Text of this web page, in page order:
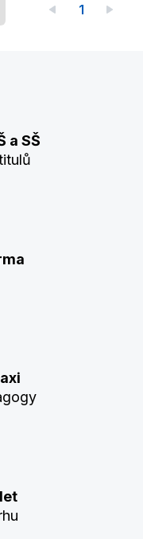
1
a SŠ